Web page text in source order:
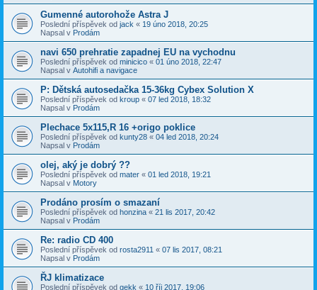
Gumenné autorohože Astra J
Poslední příspěvek od jack « 19 úno 2018, 20:25
Napsal v Prodám
navi 650 prehratie zapadnej EU na vychodnu
Poslední příspěvek od minicico « 01 úno 2018, 22:47
Napsal v Autohifi a navigace
P: Dětská autosedačka 15-36kg Cybex Solution X
Poslední příspěvek od kroup « 07 led 2018, 18:32
Napsal v Prodám
Plechace 5x115,R 16 +origo poklice
Poslední příspěvek od kunty28 « 04 led 2018, 20:24
Napsal v Prodám
olej, aký je dobrý ??
Poslední příspěvek od mater « 01 led 2018, 19:21
Napsal v Motory
Prodáno prosím o smazaní
Poslední příspěvek od honzina « 21 lis 2017, 20:42
Napsal v Prodám
Re: radio CD 400
Poslední příspěvek od rosta2911 « 07 lis 2017, 08:21
Napsal v Prodám
ŘJ klimatizace
Poslední příspěvek od gekk « 10 říj 2017, 19:06